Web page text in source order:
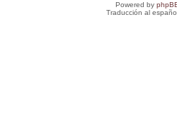
Powered by
Traducción al